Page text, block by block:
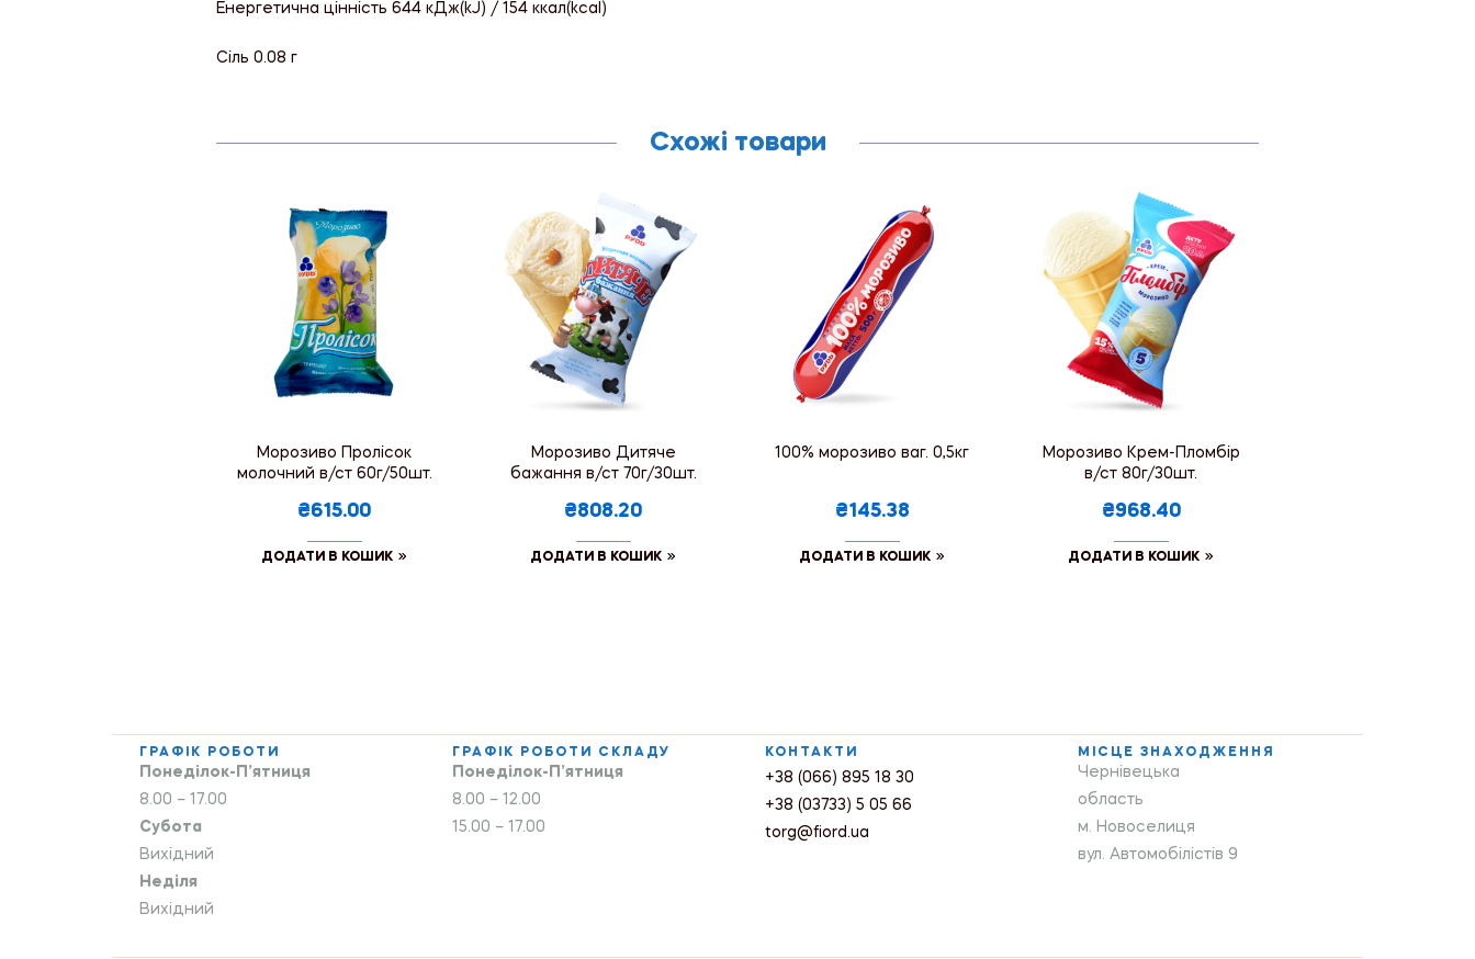
Енергетична цінність 644 кДж(kJ) / 154 ккал(kcal)
Сіль 0.08 г
Схожі товари
Морозиво Пролісок
молочний в/ст 60г/50шт.
₴615.00
ДОДАТИ В КОШИК
Морозиво Дитяче
бажання в/ст 70г/30шт.
₴808.20
ДОДАТИ В КОШИК
100% морозиво ваг. 0,5кг
₴145.38
ДОДАТИ В КОШИК
Морозиво Крем-Пломбір
в/ст 80г/30шт.
₴968.40
ДОДАТИ В КОШИК
ГРАФІК РОБОТИ
Понеділок-П’ятниця
8.00 – 17.00
Субота
Вихідний
Неділя
Вихідний
ГРАФІК РОБОТИ СКЛАДУ
Понеділок-П’ятниця
8.00 – 12.00
15.00 – 17.00
КОНТАКТИ
+38 (066) 895 18 30
+38 (03733) 5 05 66
torg@fiord.ua
МІСЦЕ ЗНАХОДЖЕННЯ
Чернівецька
область
м. Новоселиця
вул. Автомобілістів 9